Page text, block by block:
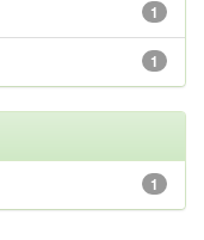
1
1
1